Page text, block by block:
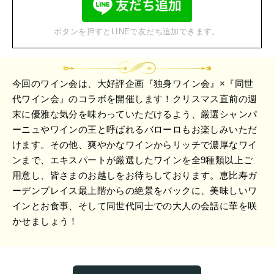
ボタンを押すとLINEで友だち追加できます。
今回のワイン会は、大好評企画『独身ワイン会』×『同世
代ワイン会』のコラボを開催します！クリスマス直前の週
末に優雅な気分を味わっていただけるよう、厳選シャンパ
ーニュやワインの王と呼ばれるバローロもお楽しみいただ
けます。その他、爽やかなワインからリッチで濃厚なワイ
ンまで、エキスパートが厳選したワインを全9種類以上ご
用意し、皆さまのお越しをお待ちしております。恵比寿ガ
ーデンプレイス最上階からの絶景をバックに、美味しいワ
インとお食事、そして同世代同士での大人の会話に華を咲
かせましょう！